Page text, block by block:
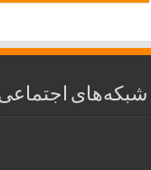
شبکه‌های